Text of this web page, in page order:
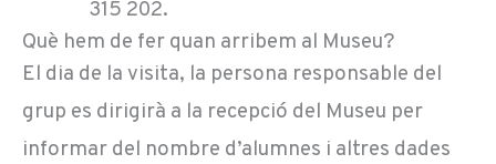
315 202.
Què hem de fer quan arribem al Museu?
El dia de la visita, la persona responsable del
grup es dirigirà a la recepció del Museu per
informar del nombre d’alumnes i altres dades